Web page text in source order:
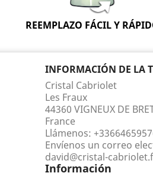
REEMPLAZO FÁCIL Y
INFORMACIÓN DE LA
Cristal Cabriolet
Les Fraux
44360 VIGNEUX DE
France
Llámenos:
Envíenos un correo
david@cristal-
Información